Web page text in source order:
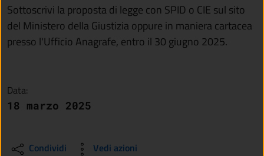
Sottoscrivi la proposta di legge con SPID o CIE sul sito
del Ministero della Giustizia oppure in maniera cartacea
presso l'Ufficio Anagrafe, entro il 30 giugno 2025.
Data:
18 marzo 2025
Condividi Vedi azioni